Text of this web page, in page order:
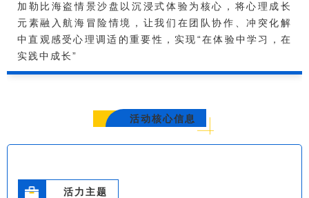
加勒比海盗情景沙盘以沉浸式体验为核心，将心理成长
元素融入航海冒险情境，让我们在团队协作、冲突化解
中直观感受心理调适的重要性，实现“在体验中学习，在
实践中成长”
活动核心信息
活力主题